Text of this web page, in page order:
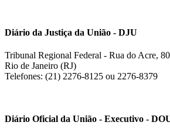
Diário da Justiça da União - DJU
Tribunal Regional Federal - Rua do Acre,
Rio de Janeiro (RJ)
Telefones: (21) 2276-8125 ou 2276-8379
Diário Oficial da União - Executivo -